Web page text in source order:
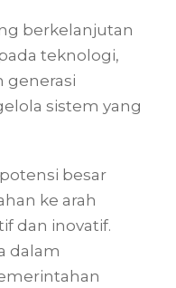
berkelanjutan
teknologi,
generasi
sistem yang
besar
ke arah
dan inovatif.
dalam